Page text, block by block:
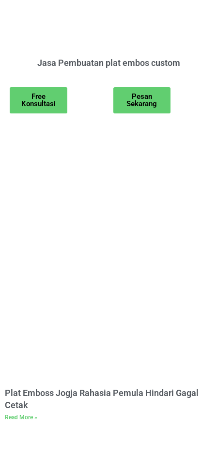
Jasa Pembuatan plat embos custom
Free
Konsultasi
Pesan
Sekarang
Plat Emboss Jogja Rahasia Pemula Hindari Gagal
Cetak
Read More »